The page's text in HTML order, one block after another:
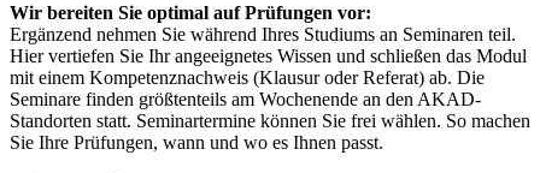
Wir bereiten Sie optimal auf Prüfungen vor:
Ergänzend nehmen Sie während Ihres Studiums an Seminaren teil.
Hier vertiefen Sie Ihr angeeignetes Wissen und schließen das Modul
mit einem Kompetenznachweis (Klausur oder Referat) ab. Die
Seminare finden größtenteils am Wochenende an den AKAD-
Standorten statt. Seminartermine können Sie frei wählen. So machen
Sie Ihre Prüfungen, wann und wo es Ihnen passt.